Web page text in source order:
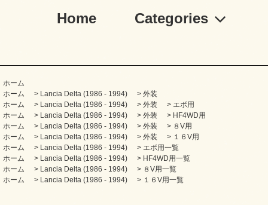
Home Categories
ホーム
ホーム
> Lancia Delta (1986 - 1994) > 外装
ホーム
> Lancia Delta (1986 - 1994) > 外装 > エボ用
ホーム
> Lancia Delta (1986 - 1994) > 外装 > HF4WD用
ホーム
> Lancia Delta (1986 - 1994) > 外装 > ８V用
ホーム
> Lancia Delta (1986 - 1994) > 外装 > １６V用
ホーム
> Lancia Delta (1986 - 1994) > エボ用一覧
ホーム
> Lancia Delta (1986 - 1994) > HF4WD用一覧
ホーム
> Lancia Delta (1986 - 1994) > ８V用一覧
ホーム
> Lancia Delta (1986 - 1994) > １６V用一覧